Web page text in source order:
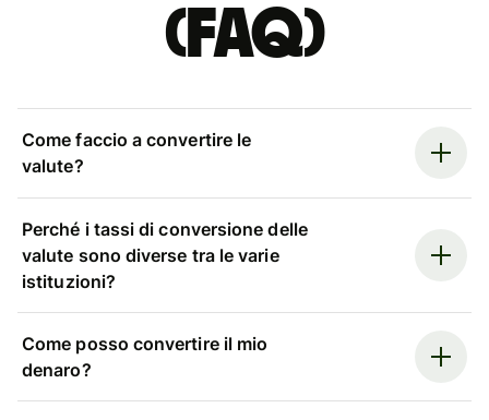
(FAQ)
Come faccio a convertire le
valute?
Perché i tassi di conversione delle
valute sono diverse tra le varie
istituzioni?
Come posso convertire il mio
denaro?